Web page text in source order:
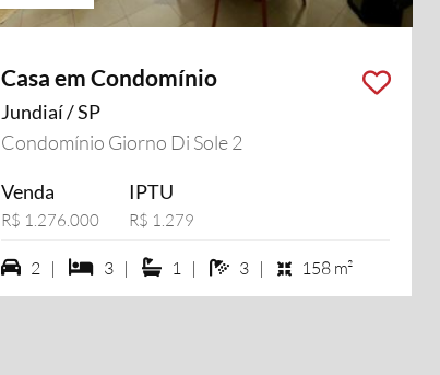
Casa em Condomínio
Jundiaí / SP
Condomínio Giorno Di Sole 2
Venda
R$ 1.276.000
IPTU
R$ 1.279
2 vagas na garagem
2 | 3 dormiórios
3 | 1 suítes
1 | 3 banheiros
3 | 158 m²